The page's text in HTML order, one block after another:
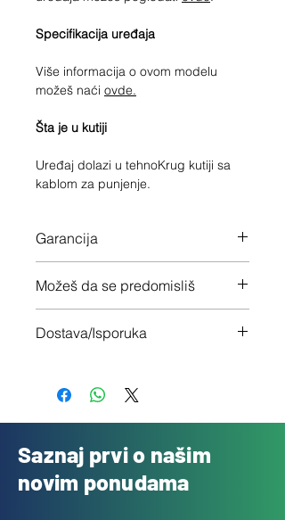
Specifikacija uređaja
Više informacija o ovom modelu
možeš naći ovde.
Šta je u kutiji
Uređaj dolazi u tehnoKrug kutiji sa
kablom za punjenje.
Garancija
Možeš da se predomisliš
nisi zadovoljan
Dostava/Isporuka
Saznaj prvi o našim
novim ponudama